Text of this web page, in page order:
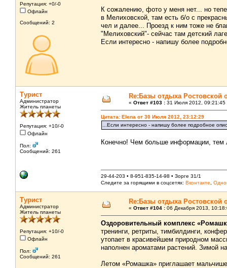
Репутация: +0/-0
Офлайн
Сообщений: 2
К сожалению, фото у меня нет... но
в Мелиховской, там есть б/о с
чел и далее... Проезд к ним тоже не
"Мелиховский"- сейчас там детский
Если интересно - напишу более
Турист
Администратор
Житель планеты
Репутация: +10/-0
Офлайн
Пол:
Сообщений: 261
Re:Базы отдыха Ростовской
« Ответ #103 : 31 Июля 2012, 09:21:45
Цитата: Elena от 30 Июля 2012, 23:12:29
...Если интересно - напишу более подробное
Конечно! Чем больше информации, тем
29-44-203 • 8-951-835-14-98 • Зорге 31/1
Следите за горящими в соцсетях: Вконтакте
Турист
Администратор
Житель планеты
Репутация: +10/-0
Офлайн
Пол:
Сообщений: 261
Re:Базы отдыха Ростовской
« Ответ #104 : 06 Декабря 2013,
Оздоровительный комплекс
тренинги, ретриты, тимбилдинги,
утопает в красивейшем природном
наполнен ароматами растений. Зимой
Летом «Ромашка» приглашает